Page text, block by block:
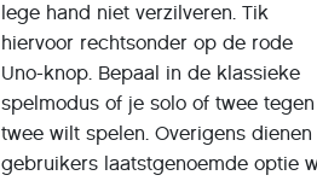
lege hand niet verzilveren. Tik
hiervoor rechtsonder op de rode
Uno-knop. Bepaal in de klassieke
spelmodus of je solo of twee tegen
twee wilt spelen. Overigens dienen
gebruikers laatstgenoemde optie